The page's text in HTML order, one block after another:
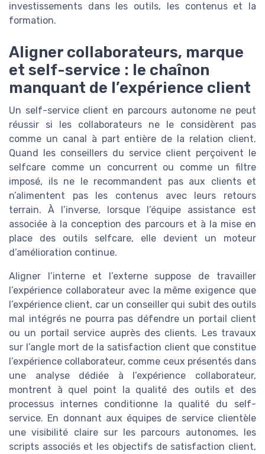
investissements dans les outils, les contenus et la
formation.
Aligner collaborateurs, marque
et self-service : le chaînon
manquant de l’expérience client
Un self-service client en parcours autonome ne peut
réussir si les collaborateurs ne le considèrent pas
comme un canal à part entière de la relation client.
Quand les conseillers du service client perçoivent le
selfcare comme un concurrent ou comme un filtre
imposé, ils ne le recommandent pas aux clients et
n’alimentent pas les contenus avec leurs retours
terrain. À l’inverse, lorsque l’équipe assistance est
associée à la conception des parcours et à la mise en
place des outils selfcare, elle devient un moteur
d’amélioration continue.
Aligner l’interne et l’externe suppose de travailler
l’expérience collaborateur avec la même exigence que
l’expérience client, car un conseiller qui subit des outils
mal intégrés ne pourra pas défendre un portail client
ou un portail service auprès des clients. Les travaux
sur l’angle mort de la satisfaction client que constitue
l’expérience collaborateur, comme ceux présentés dans
une analyse dédiée à l’expérience collaborateur,
montrent à quel point la qualité des outils et des
processus internes conditionne la qualité du self-
service. En donnant aux équipes de service clientèle
une visibilité claire sur les parcours autonomes, les
scripts associés et les objectifs de satisfaction client,